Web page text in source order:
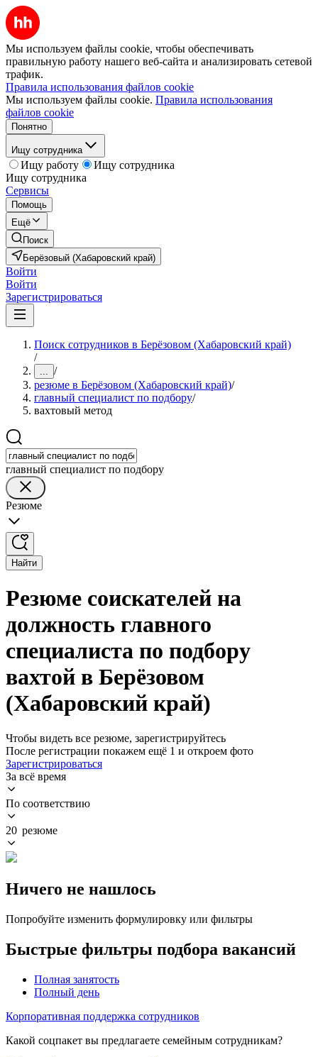
Мы используем файлы cookie, чтобы обеспечивать
правильную работу нашего веб-сайта и анализировать сетевой
трафик.
Правила использования файлов cookie
Мы используем файлы cookie. Правила использования
файлов cookie
Понятно
Ищу сотрудника
Ищу работу
Ищу сотрудника
Ищу сотрудника
Сервисы
Помощь
Ещё
Поиск
Берёзовый (Хабаровский край)
Войти
Войти
Зарегистрироваться
Поиск сотрудников в Берёзовом (Хабаровский край)
/
... /
резюме в Берёзовом (Хабаровский край)/
главный специалист по подбору/
вахтовый метод
главный специалист по подбору
Резюме
Найти
Резюме соискателей на
должность главного
специалиста по подбору
вахтой в Берёзовом
(Хабаровский край)
Чтобы видеть все резюме, зарегистрируйтесь
После регистрации покажем ещё 1 и откроем фото
Зарегистрироваться
За всё время
По соответствию
20 резюме
Ничего не нашлось
Попробуйте изменить формулировку или фильтры
Быстрые фильтры подбора вакансий
Полная занятость
Полный день
Корпоративная поддержка сотрудников
Какой соцпакет вы предлагаете семейным сотрудникам?